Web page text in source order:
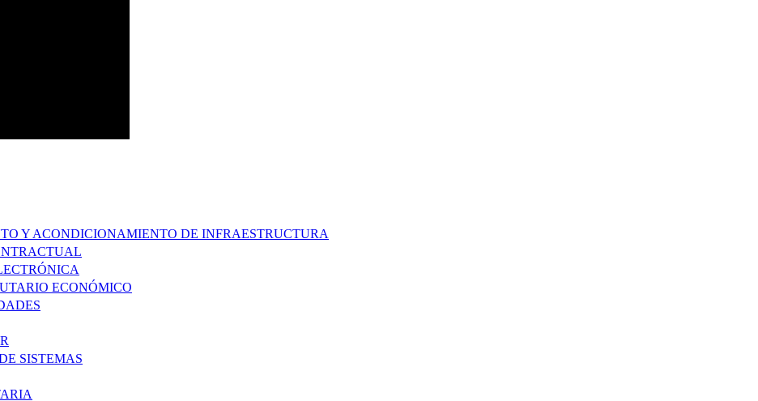
Y ACONDICIONAMIENTO DE INFRAESTRUCTURA
ECONÓMICO
SISTEMAS